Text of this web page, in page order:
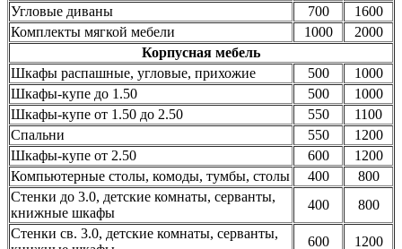
Угловые диваны
700
1600
Комплекты мягкой мебели
1000
2000
Корпусная мебель
Шкафы распашные, угловые, прихожие
500
1000
Шкафы-купе до 1.50
500
1000
Шкафы-купе от 1.50 до 2.50
550
1100
Спальни
550
1200
Шкафы-купе от 2.50
600
1200
Компьютерные столы, комоды, тумбы, столы
400
800
Стенки до 3.0, детские комнаты, серванты,
книжные шкафы
400
800
Стенки св. 3.0, детские комнаты, серванты,
600
1200